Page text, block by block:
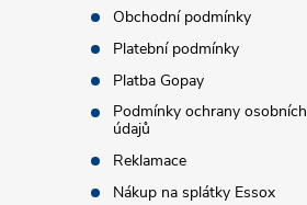
Obchodní podmínky
Platební podmínky
Platba Gopay
Podmínky ochrany osobních
údajů
Reklamace
Nákup na splátky Essox